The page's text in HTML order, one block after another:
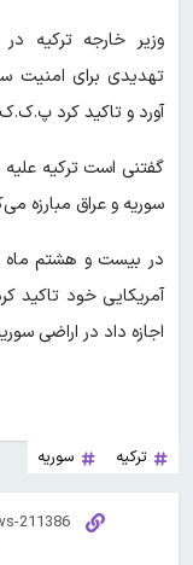
وزیر خارجه ترکیه
تهدیدی برای امنیت
آورد و تاکید کرد پ.ک.ک
گفتنی است ترکیه
سوریه و عراق مبارزه
در بیست و هشتم ماه
آمریکایی خود تاکید
اجازه داد در اراضی
ترکیه سوریه